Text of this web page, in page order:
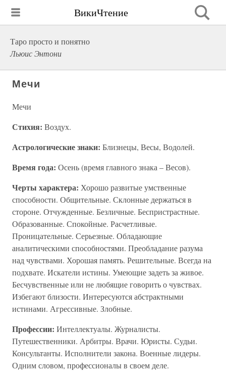
ВикиЧтение
Таро просто и понятно
Льюис Энтони
Мечи
Мечи
Стихия: Воздух.
Астрологические знаки: Близнецы, Весы, Водолей.
Время года: Осень (время главного знака – Весов).
Черты характера: Хорошо развитые умственные
способности. Общительные. Склонные держаться в
стороне. Отчужденные. Безличные. Беспристрастные.
Образованные. Спокойные. Расчетливые.
Проницательные. Серьезные. Обладающие
аналитическими способностями. Преобладание разума
над чувствами. Хорошая память. Решительные. Всегда на
подхвате. Искатели истины. Умеющие задеть за живое.
Бесчувственные или не любящие говорить о чувствах.
Избегают близости. Интересуются абстрактными
истинами. Агрессивные. Злобные.
Профессии: Интеллектуалы. Журналисты.
Путешественники. Арбитры. Врачи. Юристы. Судьи.
Консультанты. Исполнители закона. Военные лидеры.
Одним словом, профессионалы в своем деле.